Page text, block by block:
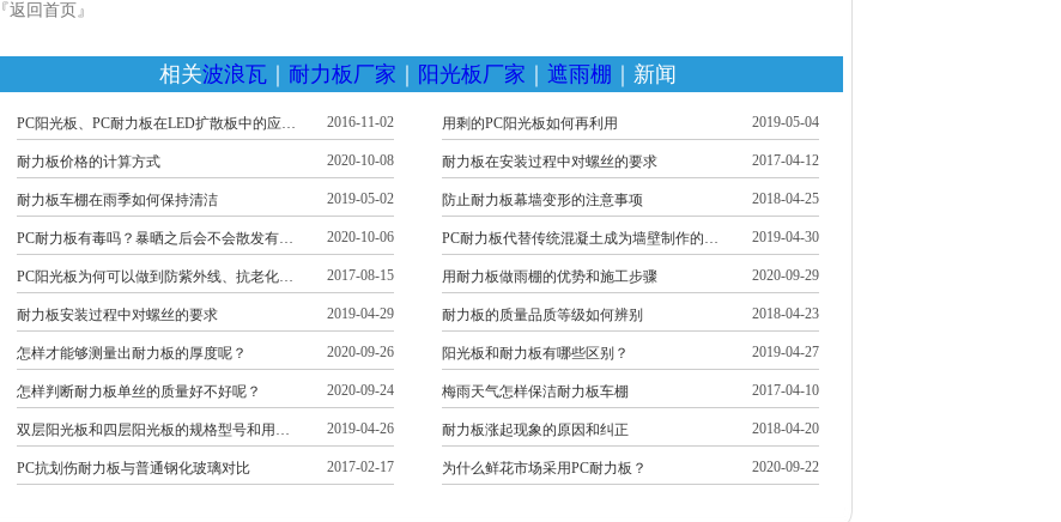
『返回首页』
相关波浪瓦 耐力板厂家 阳光板厂家 遮雨棚 ｜新闻
PC阳光板、PC耐力板在LED扩散板中的应… 2016-11-02 用剩的PC阳光板如何再利用 2019-05-04
耐力板价格的计算方式 2020-10-08 耐力板在安装过程中对螺丝的要求 2017-04-12
耐力板车棚在雨季如何保持清洁 2019-05-02 防止耐力板幕墙变形的注意事项 2018-04-25
PC耐力板有毒吗？暴晒之后会不会散发有… 2020-10-06 PC耐力板代替传统混凝土成为墙壁制作的… 2019-04-30
PC阳光板为何可以做到防紫外线、抗老化… 2017-08-15 用耐力板做雨棚的优势和施工步骤 2020-09-29
耐力板安装过程中对螺丝的要求 2019-04-29 耐力板的质量品质等级如何辨别 2018-04-23
怎样才能够测量出耐力板的厚度呢？ 2020-09-26 阳光板和耐力板有哪些区别？ 2019-04-27
怎样判断耐力板单丝的质量好不好呢？ 2020-09-24 梅雨天气怎样保洁耐力板车棚 2017-04-10
双层阳光板和四层阳光板的规格型号和用… 2019-04-26 耐力板涨起现象的原因和纠正 2018-04-20
PC抗划伤耐力板与普通钢化玻璃对比 2017-02-17 为什么鲜花市场采用PC耐力板？ 2020-09-22